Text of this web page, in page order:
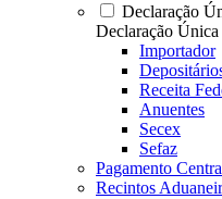
Declaração
Declaração
Importador
Receita
Anuentes
Secex
Sefaz
Pagamento
Recintos